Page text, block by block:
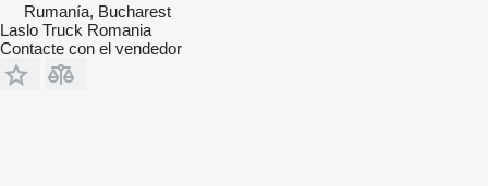
Rumanía, Bucharest
Laslo Truck Romania
Contacte con el vendedor